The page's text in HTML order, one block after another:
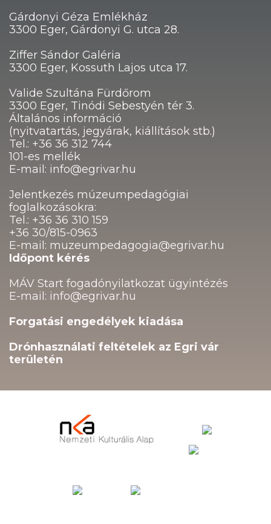
Gárdonyi Géza Emlékház
3300 Eger, Gárdonyi G. utca 28.
Ziffer Sándor Galéria
3300 Eger, Kossuth Lajos utca 17.
Valide Szultána Fürdőrom
3300 Eger, Tinódi Sebestyén tér 3.
Általános információ
(nyitvatartás, jegyárak, kiállítások stb.)
Tel.: +36 36 312 744
101-es mellék
E-mail: info@egrivar.hu
Jelentkezés múzeumpedagógiai
foglalkozásokra:
Tel.: +36 36 310 159
+36 30/815-0963
E-mail: muzeumpedagogia@egrivar.hu
Időpont kérés
MÁV Start fogadónyilatkozat ügyintézés
E-mail: info@egrivar.hu
Forgatási engedélyek kiadása
Drónhasználati feltételek az Egri vár
területén